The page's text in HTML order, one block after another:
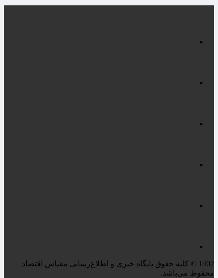
1402 © کلیه حقوق پایگاه خبری و اطلاع‌رسانی مقیاس اقتصاد
محفوظ می‌باشد.